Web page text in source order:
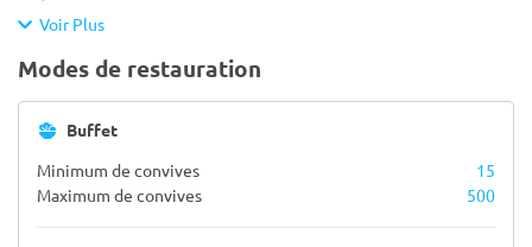
Voir Plus
Modes de restauration
Buffet
Minimum de convives
15
Maximum de convives
500